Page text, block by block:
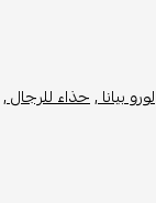
لورو بيانا ,حذاء للرجال ,